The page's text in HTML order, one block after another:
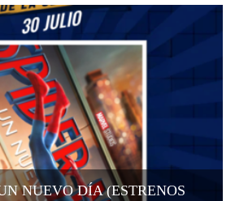
NUEVO DÍA (ESTRENOS